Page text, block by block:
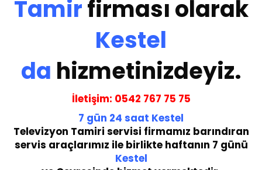
Tamirfirması olarak
Kestel
da hizmetinizdeyiz.
İletişim: 0542 767 75 75
7 gün 24 saat Kestel
Televizyon Tamiri servisi firmamız barındıran
servis araçlarımız ile birlikte haftanın 7 günü
Kestel